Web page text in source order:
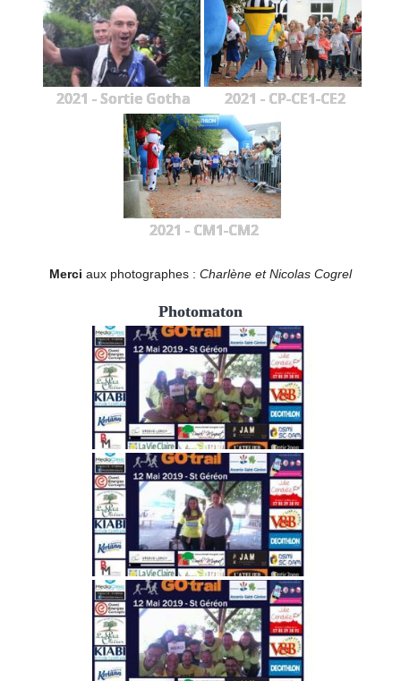
2021 - Sortie Gotha 2021 - CP-CE1-CE2
2021 - CM1-CM2
Merci aux photographes : Charlène et Nicolas Cogrel
Photomaton